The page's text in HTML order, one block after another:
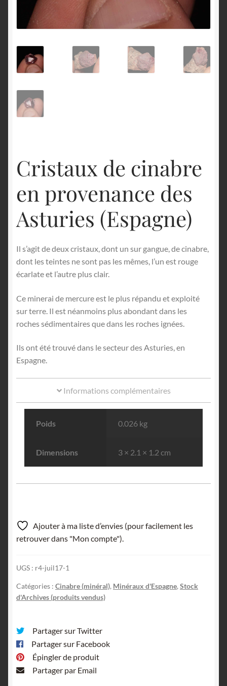
Cristaux de cinabre
en provenance des
Asturies (Espagne)
Il s’agit de deux cristaux, dont un sur gangue, de cinabre,
dont les teintes ne sont pas les mêmes, l’un est rouge
écarlate et l’autre plus clair.
Ce minerai de mercure est le plus répandu et exploité
sur terre. Il est néanmoins plus abondant dans les
roches sédimentaires que dans les roches ignées.
Ils ont été trouvé dans le secteur des Asturies, en
Espagne.
Informations complémentaires
Poids 0.026 kg
Dimensions 3 × 2.1 × 1.2 cm
Ajouter à ma liste d’envies (pour facilement les
retrouver dans "Mon compte").
UGS : r4-juil17-1
Catégories : Cinabre (minéral), Minéraux d'Espagne,Stock
d'Archives (produits vendus)
Partager sur Twitter
Partager sur Facebook
Épingler de produit
Partager par Email